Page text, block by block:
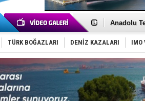
İnsansız
Anadolu
Derince,
Tüpraş,
İTU AUV,
LNG
PROYAD,
Türkiye-
Türk
Deniz
TÜRK BOĞAZLARI DENİZ KAZALARI IMO